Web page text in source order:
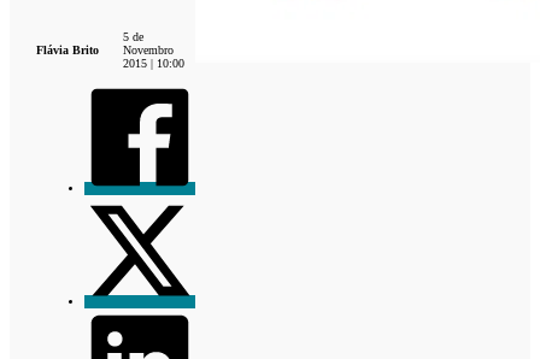
Flávia Brito
5 de
Novembro
2015 | 10:00